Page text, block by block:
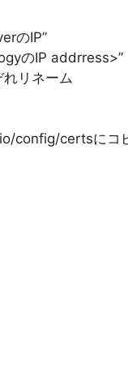
のIP”
のIP addrress>”
リネーム
config/certsにコ